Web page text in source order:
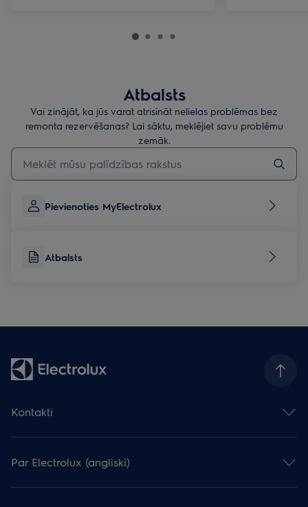
Atbalsts
Vai zinājāt, ka jūs varat atrisināt nelielas problēmas bez
remonta rezervēšanas? Lai sāktu, meklējiet savu problēmu
zemāk.
Rakstiet, lai meklētu rakstus par atbalstu
Pievienoties MyElectrolux
Atbalsts
Kontakti
Atstāj atsauksmi
Serviss un atbalsts
Reģistrēt produktu
Par Electrolux (angliski)